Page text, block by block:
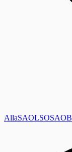
AllaSAOLSOSAOB